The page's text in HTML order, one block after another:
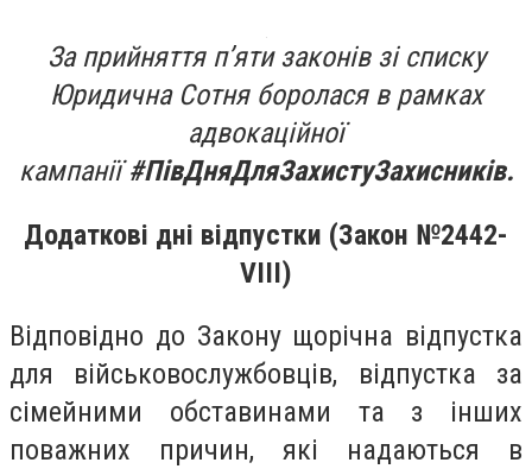
За прийняття п’яти законів зі списку
Юридична Сотня боролася в рамках
адвокаційної
кампанії#ПівДняДляЗахистуЗахисників.
Додаткові дні відпустки (Закон №2442-
VIII)
Відповідно до Закону щорічна відпустка
для військовослужбовців, відпустка за
сімейними обставинами та з інших
поважних причин, які надаються в